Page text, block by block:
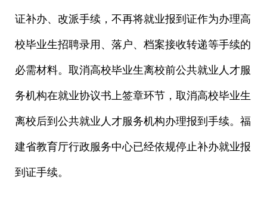
证补办、改派手续，不再将就业报到证作为办理高
校毕业生招聘录用、落户、档案接收转递等手续的
必需材料。取消高校毕业生离校前公共就业人才服
务机构在就业协议书上签章环节，取消高校毕业生
离校后到公共就业人才服务机构办理报到手续。福
建省教育厅行政服务中心已经依规停止补办就业报
到证手续。